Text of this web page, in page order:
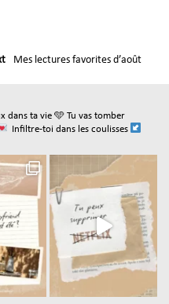
Mes lectures favorites d’août
dans ta vie 🩵 Tu vas tomber
Infiltre-toi dans les coulisses